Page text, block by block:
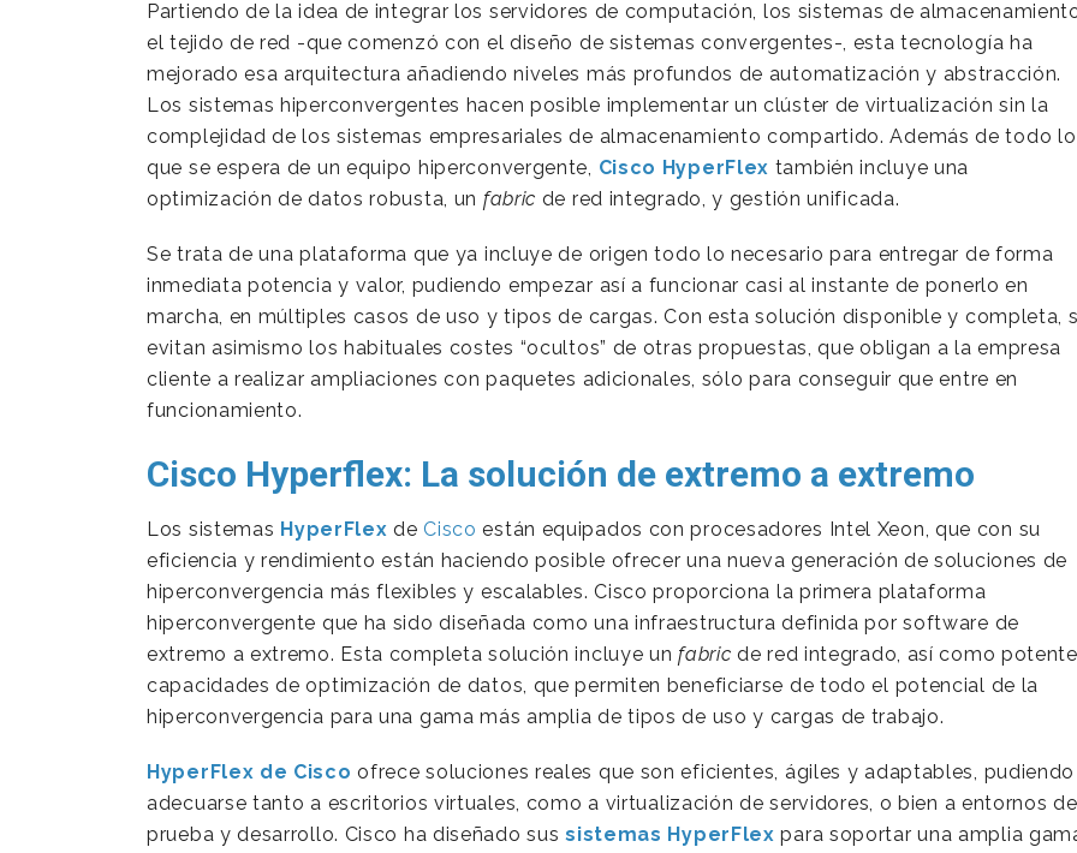
Partiendo de la idea de integrar los servidores de computación, los sistemas de
el tejido de red -que comenzó con el diseño de sistemas convergentes-, esta tecnología ha
mejorado esa arquitectura añadiendo niveles más profundos de automatización y abstracción.
Los sistemas hiperconvergentes hacen posible implementar un clúster de virtualización sin la
complejidad de los sistemas empresariales de almacenamiento compartido. Además de todo lo
que se espera de un equipo hiperconvergente, Cisco HyperFlex también incluye una
optimización de datos robusta, un fabric de red integrado, y gestión unificada.
Se trata de una plataforma que ya incluye de origen todo lo necesario para entregar de forma
inmediata potencia y valor, pudiendo empezar así a funcionar casi al instante de ponerlo en
marcha, en múltiples casos de uso y tipos de cargas. Con esta solución disponible y completa,
evitan asimismo los habituales costes “ocultos” de otras propuestas, que obligan a la empresa
cliente a realizar ampliaciones con paquetes adicionales, sólo para conseguir que entre en
funcionamiento.
Cisco Hyperflex: La solución de extremo a extremo
Los sistemas HyperFlexde Cisco están equipados con procesadores Intel Xeon, que con su
eficiencia y rendimiento están haciendo posible ofrecer una nueva generación de soluciones de
hiperconvergencia más flexibles y escalables. Cisco proporciona la primera plataforma
hiperconvergente que ha sido diseñada como una infraestructura definida por software de
extremo a extremo. Esta completa solución incluye unfabric de red integrado, así como
capacidades de optimización de datos, que permiten beneficiarse de todo el potencial de la
hiperconvergencia para una gama más amplia de tipos de uso y cargas de trabajo.
HyperFlex de Cisco ofrece soluciones reales que son eficientes, ágiles y adaptables, pudiendo
adecuarse tanto a escritorios virtuales, como a virtualización de servidores, o bien a entornos de
prueba y desarrollo. Cisco ha diseñado sussistemas HyperFlex para soportar una amplia